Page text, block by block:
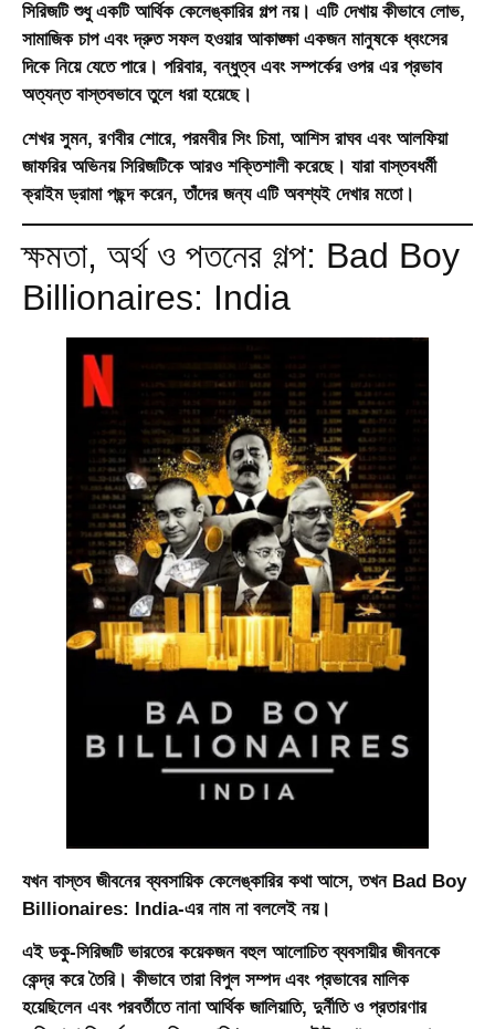
সিরিজটি শুধু একটি আর্থিক কেলেঙ্কারির গল্প নয়। এটি দেখায় কীভাবে লোভ,
সামাজিক চাপ এবং দ্রুত সফল হওয়ার আকাঙ্ক্ষা একজন মানুষকে ধ্বংসের
দিকে নিয়ে যেতে পারে। পরিবার, বন্ধুত্ব এবং সম্পর্কের ওপর এর প্রভাব
অত্যন্ত বাস্তবভাবে তুলে ধরা হয়েছে।
শেখর সুমন, রণবীর শোরে, পরমবীর সিং চিমা, আশিস রাঘব এবং আলফিয়া
জাফরির অভিনয় সিরিজটিকে আরও শক্তিশালী করেছে। যারা বাস্তবধর্মী
ক্রাইম ড্রামা পছন্দ করেন, তাঁদের জন্য এটি অবশ্যই দেখার মতো।
ক্ষমতা, অর্থ ও পতনের গল্প: Bad Boy
Billionaires: India
যখন বাস্তব জীবনের ব্যবসায়িক কেলেঙ্কারির কথা আসে, তখন Bad Boy
Billionaires: India-এর নাম না বললেই নয়।
এই ডকু-সিরিজটি ভারতের কয়েকজন বহুল আলোচিত ব্যবসায়ীর জীবনকে
কেন্দ্র করে তৈরি। কীভাবে তারা বিপুল সম্পদ এবং প্রভাবের মালিক
হয়েছিলেন এবং পরবর্তীতে নানা আর্থিক জালিয়াতি, দুর্নীতি ও প্রতারণার